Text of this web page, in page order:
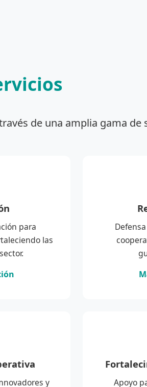
de una amplia gama de
para
las
y Apoyo